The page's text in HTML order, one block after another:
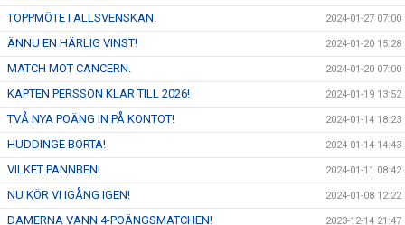
TOPPMÖTE I ALLSVENSKAN. 2024-01-27 07:00
ÄNNU EN HÄRLIG VINST! 2024-01-20 15:28
MATCH MOT CANCERN. 2024-01-20 07:00
KAPTEN PERSSON KLAR TILL 2026! 2024-01-19 13:52
TVÅ NYA POÄNG IN PÅ KONTOT! 2024-01-14 18:23
HUDDINGE BORTA! 2024-01-14 14:43
VILKET PANNBEN! 2024-01-11 08:42
NU KÖR VI IGÅNG IGEN! 2024-01-08 12:22
DAMERNA VANN 4-POÄNGSMATCHEN! 2023-12-14 21:47